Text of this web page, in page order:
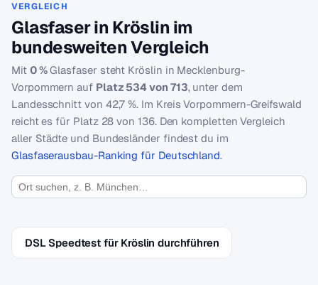
VERGLEICH
Glasfaser in Kröslin im
bundesweiten Vergleich
Mit 0 %Glasfaser steht Kröslin in Mecklenburg-
Vorpommern auf Platz 534 von 713, unter dem
Landesschnitt von 42,7 %. Im Kreis Vorpommern-Greifswald
reicht es für Platz 28 von 136. Den kompletten Vergleich
aller Städte und Bundesländer findest du im
Glasfaserausbau-Ranking für Deutschland.
DSL Speedtest für Kröslin durchführen